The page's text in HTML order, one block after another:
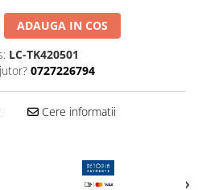
ADAUGA IN COS
LC-TK420501
0727226794
Cere informatii